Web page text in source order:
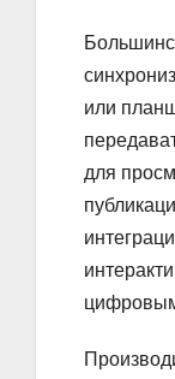
или
для